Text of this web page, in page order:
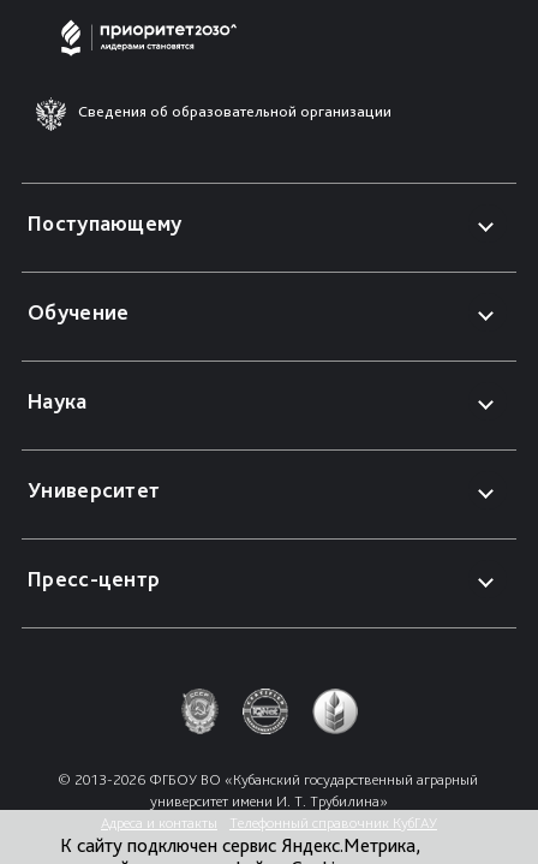
Сведения об образовательной организации
Поступающему
Обучение
Наука
Университет
Пресс-центр
© 2013-2026 ФГБОУ ВО «Кубанский государственный аграрный
университет имени И. Т. Трубилина»
Адреса и контакты
Телефонный справочник КубГАУ
К сайту подключен сервис Яндекс.Метрика,